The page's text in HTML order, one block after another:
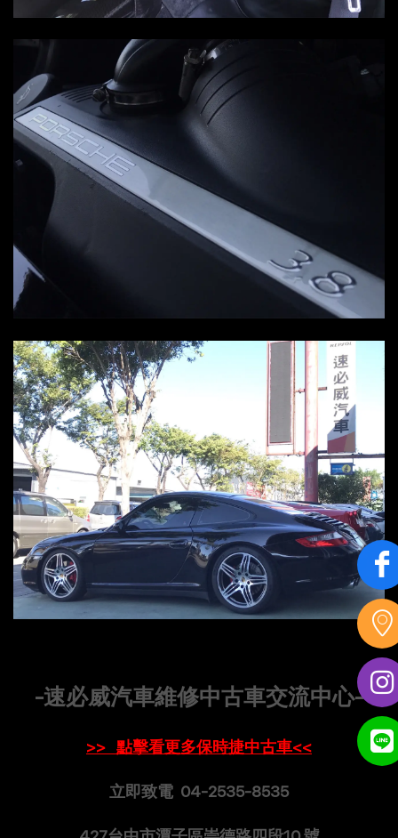
-速必威汽車維修中古車交流中心-
>> 點擊看更多保時捷中古車<<
立即致電 04-2535-8535